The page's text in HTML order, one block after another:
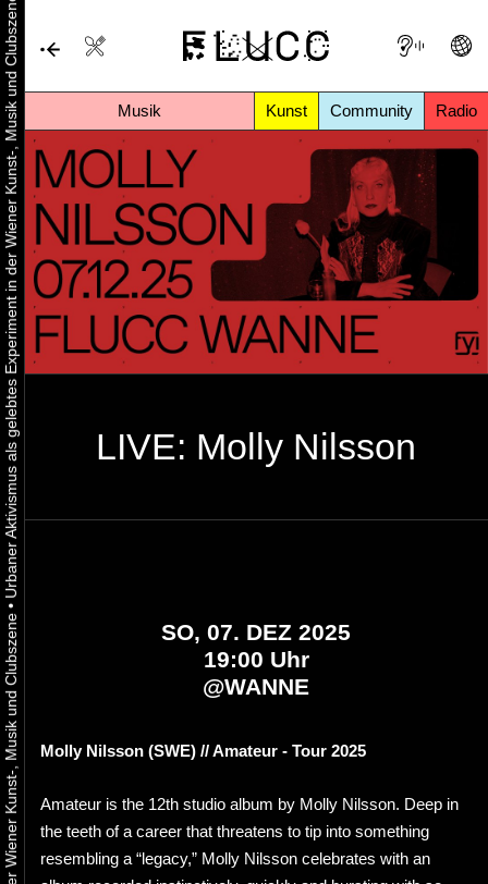
Musik Kunst Community Radio
•
Urbaner Aktivismus als gelebtes Experiment in der Wiener Kunst-, Musik und Clubszene LIVE: Molly Nilsson
SO, 07. DEZ 2025
19:00 Uhr
@WANNE
Molly Nilsson (SWE) // Amateur - Tour 2025
Amateur is the 12th studio album by Molly Nilsson. Deep in
the teeth of a career that threatens to tip into something
resembling a “legacy,” Molly Nilsson celebrates with an